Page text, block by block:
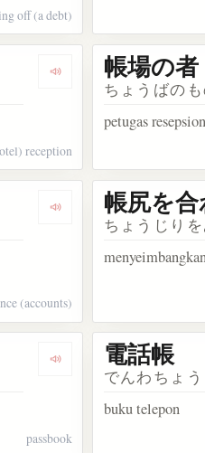
off (a debt)
Dengarkan kosakata 帳場
reception
帳場の者
ちょうばの
petugas
Dengarkan kosakata 帳
(accounts)
帳尻を
ちょうじり
Dengarkan kosakata 通帳
passbook
電話帳
でんわちょう
buku telepon